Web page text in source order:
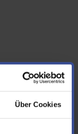
Über Cookies